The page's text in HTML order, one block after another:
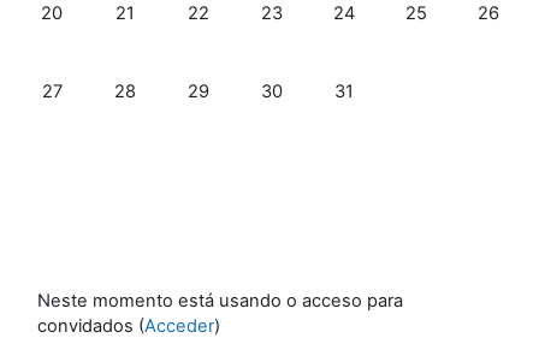
Non hai eventos, luns, 20 de xullo
20 Non hai eventos, martes, 21 de xullo
21 Non hai eventos, mércores, 22 de xullo
22 Non hai eventos, xoves, 23 de
23 Non hai eventos,
24 Non hai
25 Non
26
Non hai eventos, luns, 27 de xullo
27 Non hai eventos, martes, 28 de xullo
28 Non hai eventos, mércores, 29 de xullo
29 Non hai eventos, xoves, 30 de
30 Non hai eventos,
31
Neste momento está usando o acceso para
convidados (Acceder)